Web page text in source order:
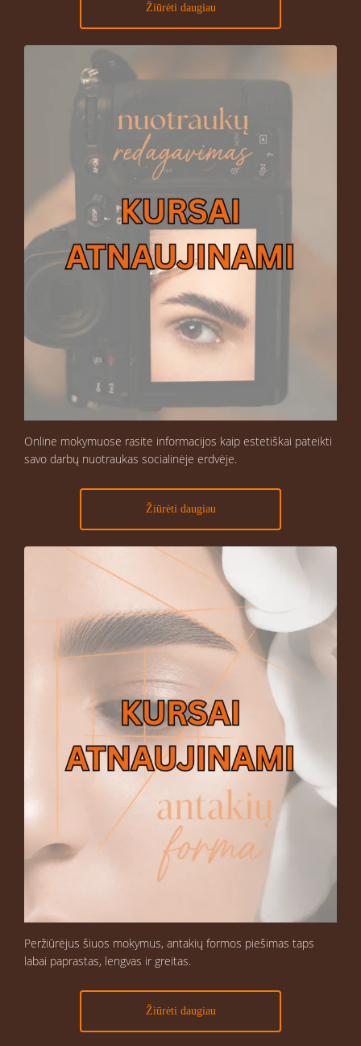
Žiūrėti daugiau
Online mokymuose rasite informacijos kaip estetiškai pateikti
savo darbų nuotraukas socialinėje erdvėje.
Žiūrėti daugiau
Peržiūrėjus šiuos mokymus, antakių formos piešimas taps
labai paprastas, lengvas ir greitas.
Žiūrėti daugiau